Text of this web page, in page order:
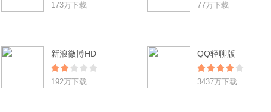
173万下载 77万下载
新浪微博HD
192万下载
QQ轻聊版
3437万下载